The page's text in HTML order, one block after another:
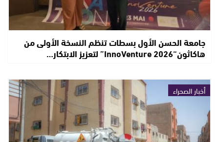
جامعة الحسن الأول بسطات تنظم النسخة الأولى من
هاكاثون“InnoVenture 2026” لتعزيز الابتكار…
أخبار الصحراء